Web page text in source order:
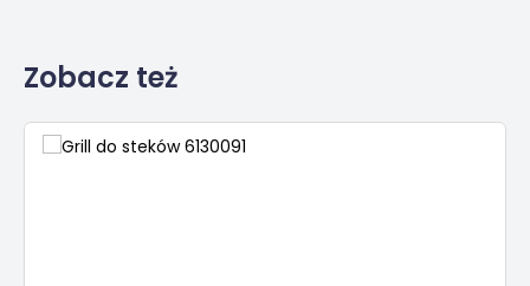
Zobacz też